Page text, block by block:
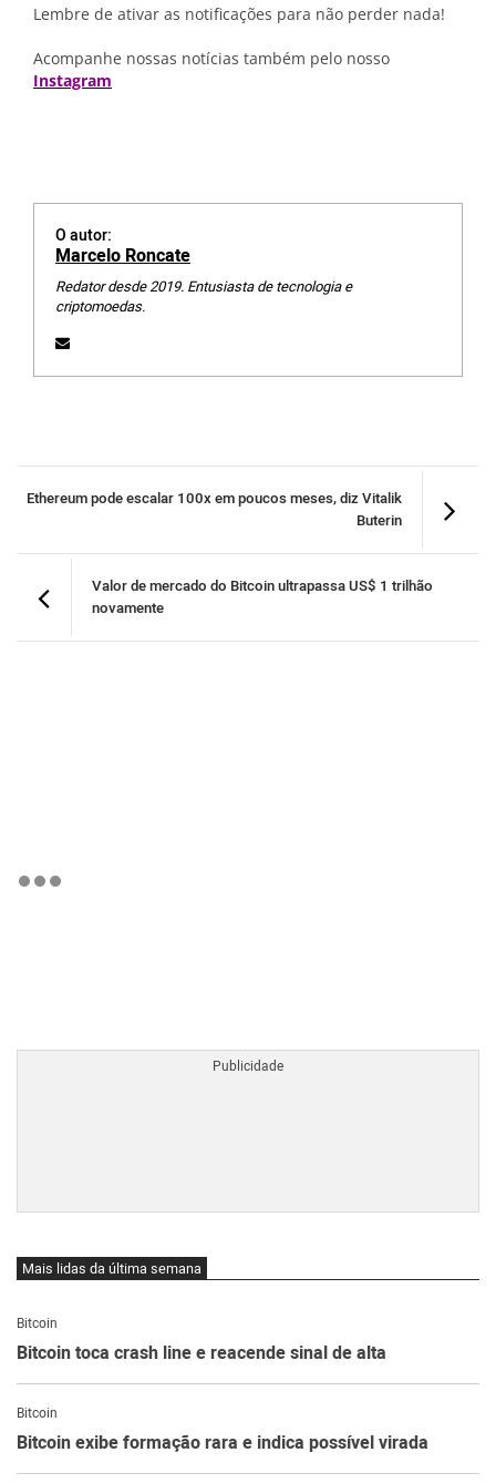
Lembre de ativar as notificações para não perder nada!
Acompanhe nossas notícias também pelo nosso
Instagram
O autor:
Marcelo Roncate
Redator desde 2019. Entusiasta de tecnologia e
criptomoedas.
Ethereum pode escalar 100x em poucos meses, diz Vitalik
Buterin
Valor de mercado do Bitcoin ultrapassa US$ 1 trilhão
novamente
Mais lidas da última semana
Bitcoin
Bitcoin toca crash line e reacende sinal de alta
Bitcoin
Bitcoin exibe formação rara e indica possível virada